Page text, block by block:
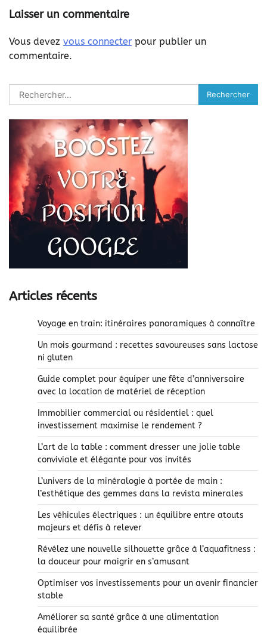
Laisser un commentaire
Vous devez vous connecter pour publier un
commentaire.
Rechercher :
Articles récents
Voyage en train: itinéraires panoramiques à connaître
Un mois gourmand : recettes savoureuses sans lactose
ni gluten
Guide complet pour équiper une fête d’anniversaire
avec la location de matériel de réception
Immobilier commercial ou résidentiel : quel
investissement maximise le rendement ?
L’art de la table : comment dresser une jolie table
conviviale et élégante pour vos invités
L’univers de la minéralogie à portée de main :
l’esthétique des gemmes dans la revista minerales
Les véhicules électriques : un équilibre entre atouts
majeurs et défis à relever
Révélez une nouvelle silhouette grâce à l’aquafitness :
la douceur pour maigrir en s’amusant
Optimiser vos investissements pour un avenir financier
stable
Améliorer sa santé grâce à une alimentation
équilibrée